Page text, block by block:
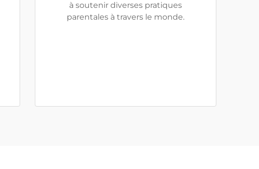
à soutenir diverses pratiques
parentales à travers le monde.